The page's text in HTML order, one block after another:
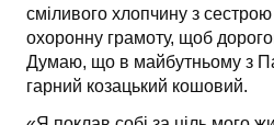
сміливого хлопчину з сестрою
охоронну грамоту, щоб
Думаю, що в майбутньому з
гарний козацький кошовий.